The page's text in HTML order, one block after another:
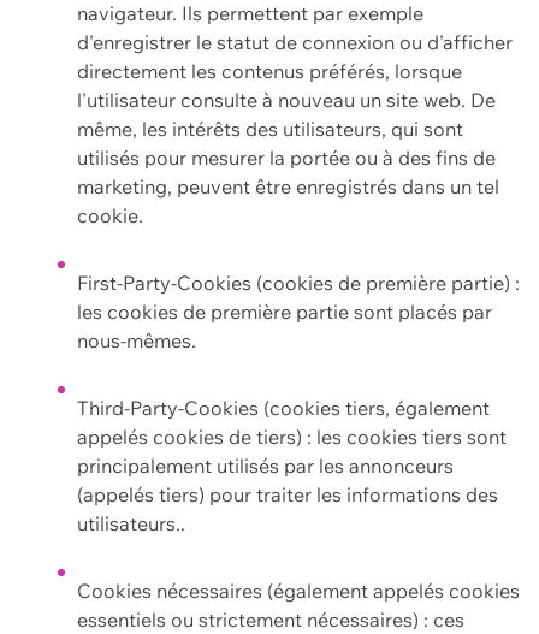
navigateur. Ils permettent par exemple
d'enregistrer le statut de connexion ou d'afficher
directement les contenus préférés, lorsque
l'utilisateur consulte à nouveau un site web. De
même, les intérêts des utilisateurs, qui sont
utilisés pour mesurer la portée ou à des fins de
marketing, peuvent être enregistrés dans un tel
cookie.
First-Party-Cookies (cookies de première partie) :
les cookies de première partie sont placés par
nous-mêmes.
Third-Party-Cookies (cookies tiers, également
appelés cookies de tiers) : les cookies tiers sont
principalement utilisés par les annonceurs
(appelés tiers) pour traiter les informations des
utilisateurs..
Cookies nécessaires (également appelés cookies
essentiels ou strictement nécessaires) : ces